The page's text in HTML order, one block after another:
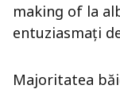
making of la
entuziasmați
Majoritatea